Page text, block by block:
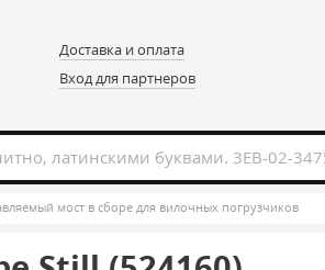
Доставка и оплата
Вход для партнеров
мост в сборе для вилочных погрузчиков